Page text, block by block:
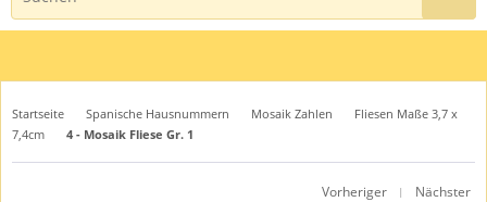
Startseite Spanische Hausnummern Mosaik Zahlen
Fliesen Maße 3,7 x
7,4cm
4 - Mosaik Fliese Gr. 1
Vorheriger | Nächster